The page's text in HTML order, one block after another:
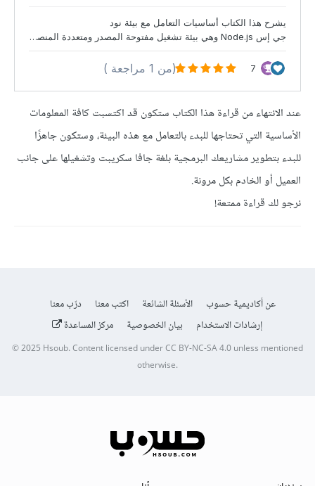
عند الانتهاء من قراءة هذا الكتاب ستكون قد اكتسبت كافة المعلومات
الأساسية التي تحتاجها للبدء بالتعامل مع هذه البيئة، وستكون جاهزًا
للبدء بتطوير مشاريعك البرمجية بلغة جافا سكريبت وتشغيلها على جانب
العميل أو الخادم بكل مرونة.
نرجو لك قراءة ممتعة!
عن أكاديمية حسوب الأسئلة الشائعة اكتب معنا
درّب معنا
إرشادات الاستخدام
بيان الخصوصية مركز المساعدة
© 2025 Hsoub.Content licensed underCC BY-NC-SA 4.0unless mentioned
otherwise.